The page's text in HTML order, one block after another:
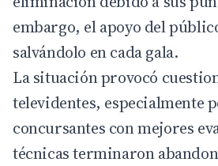
embargo, el apoyo del
salvándolo en cada gala.
La situación provocó
televidentes, especialmente
concursantes con mejores
técnicas terminaron